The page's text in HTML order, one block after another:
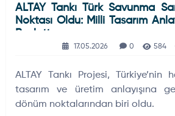
ALTAY Tankı Türk Savunma
Noktası Oldu: Milli Tasarım
Başlattı
17.05.2026 0 584
ALTAY Tankı Projesi, Türkiye’nin
tasarım ve üretim anlayışına
dönüm noktalarından biri oldu.